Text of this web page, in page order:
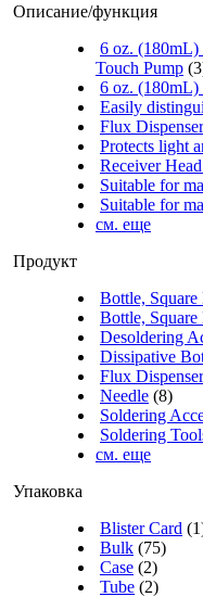
Описание/функция
6 oz. (180mL)
Touch Pump
6 oz.
Easily
Flux Dispenser
Protects light
Receiver
Suitable for
Suitable for
см. еще
Продукт
Bottle,
Bottle,
Desoldering
Dissipative
Flux Dispenser
Needle (8)
Soldering
Soldering
см. еще
Упаковка
Blister Card
Bulk (75)
Case (2)
Tube (2)